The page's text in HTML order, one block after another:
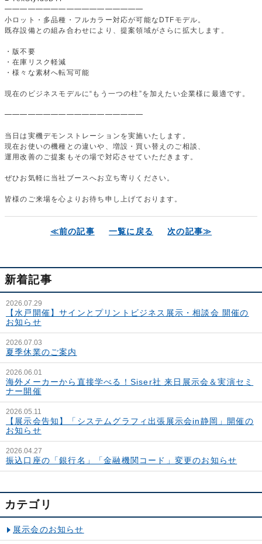
━━━━━━━━━━━━━━━━━━
小ロット・多品種・フルカラー対応が可能なDTFモデル。
既存設備との組み合わせにより、提案領域がさらに拡大します。
・版不要
・在庫リスク軽減
・様々な素材へ転写可能
現在のビジネスモデルに“もう一つの柱”を加えたい企業様に最適です。
━━━━━━━━━━━━━━━━━━
当日は実機デモンストレーションを実施いたします。
現在お使いの機種との違いや、増設・買い替えのご相談、
運用改善のご提案もその場で対応させていただきます。
ぜひお気軽に当社ブースへお立ち寄りください。
皆様のご来場を心よりお待ち申し上げております。
≪前の記事 一覧に戻る 次の記事≫
新着記事
2026.07.29
【水戸開催】サインとプリントビジネス展示・相談会 開催の
お知らせ
2026.07.03
夏季休業のご案内
2026.06.01
海外メーカーから直接学べる！Siser社 来日展示会＆実演セミ
ナー開催
2026.05.11
【展示会告知】「システムグラフィ出張展示会in静岡」開催の
お知らせ
2026.04.27
振込口座の「銀行名」「金融機関コード」変更のお知らせ
カテゴリ
展示会のお知らせ